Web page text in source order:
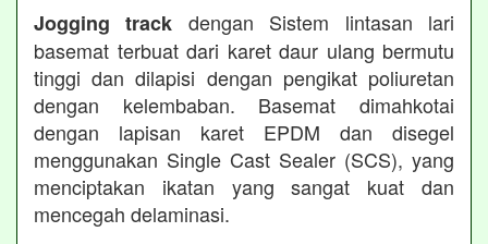
Jogging track dengan Sistem lintasan lari
basemat terbuat dari karet daur ulang bermutu
tinggi dan dilapisi dengan pengikat poliuretan
dengan kelembaban. Basemat dimahkotai
dengan lapisan karet EPDM dan disegel
menggunakan Single Cast Sealer (SCS), yang
menciptakan ikatan yang sangat kuat dan
mencegah delaminasi.